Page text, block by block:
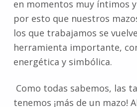
en momentos muy íntimos
por esto que nuestros
los que trabajamos se
herramienta importante,
energética y simbólica.
Como todas sabemos, las
tenemos ¡más de un mazo!